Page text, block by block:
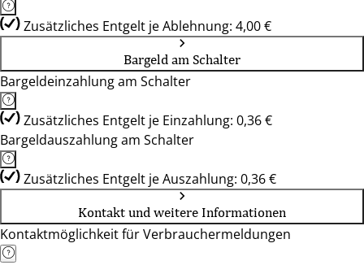
Zusätzliches Entgelt je Ablehnung: 4,00 €
Bargeld am Schalter
Bargeldeinzahlung am Schalter
Zusätzliches Entgelt je Einzahlung: 0,36 €
Bargeldauszahlung am Schalter
Zusätzliches Entgelt je Auszahlung: 0,36 €
Kontakt und weitere Informationen
Kontaktmöglichkeit für Verbrauchermeldungen